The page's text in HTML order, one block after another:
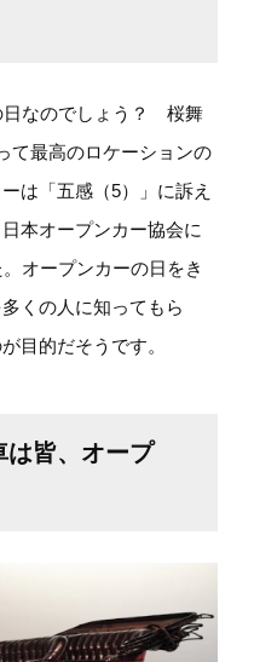
日なのでしょう？ 桜舞
て最高のロケーションの
は「五感（5）」に訴え
本オープンカー協会に
オープンカーの日をき
くの人に知ってもら
目的だそうです。
は皆、オープ